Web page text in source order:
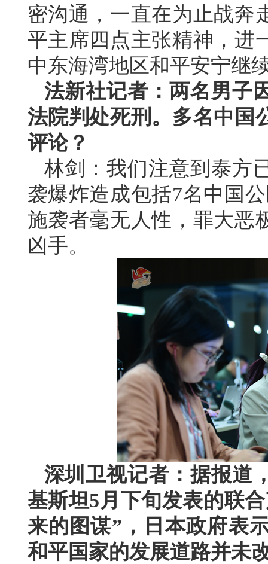
密沟通，一直在为止战奔
平主席四点主张精神，进
中东海湾地区和平安宁继
法新社记者：两名男子
法院判处死刑。多名中国
评论？
林剑：我们注意到泰方
袭爆炸造成包括7名中国
施袭者毫无人性，罪大恶
凶手。
深圳卫视记者：据报道
基斯坦5月下旬发表的联
来的图谋”，日本政府表
和平国家的发展道路并未